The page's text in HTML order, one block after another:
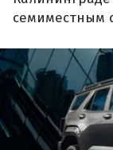
семиместным